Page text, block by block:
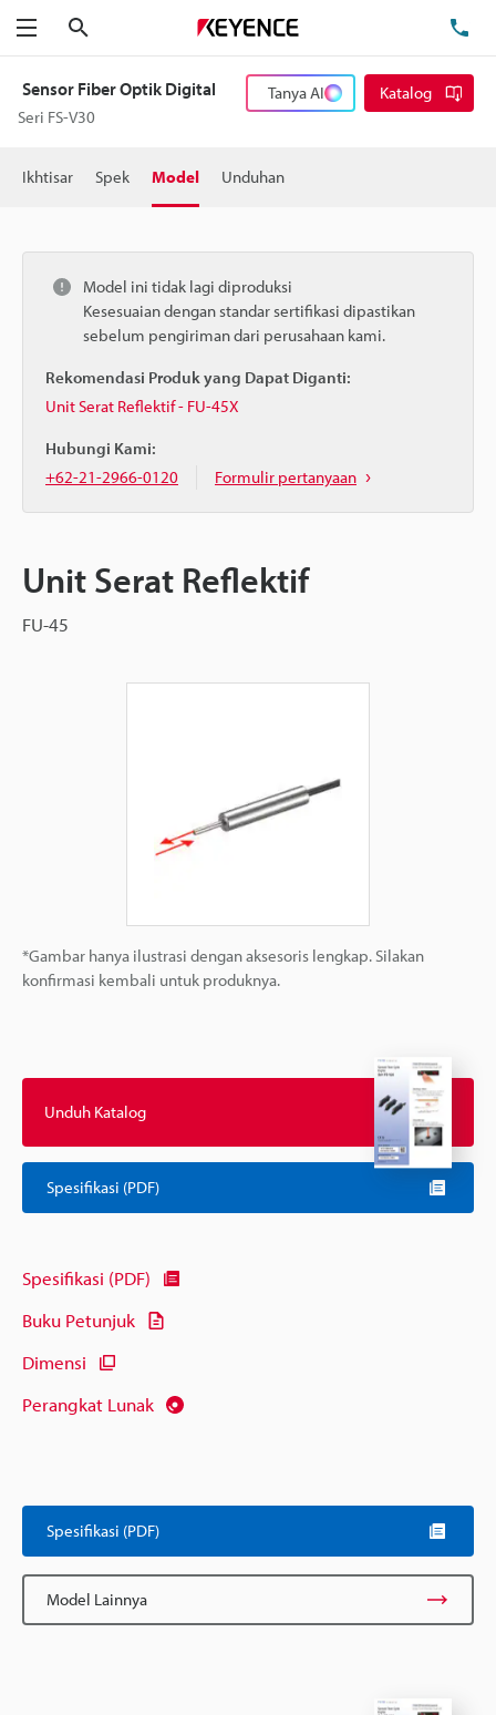
Menu
Sensor Fiber Optik Digital
Seri FS-V30
Tanya AI Katalog
Ikhtisar Spek Model Unduhan
Model ini tidak lagi diproduksi
Kesesuaian dengan standar sertifikasi dipastikan
sebelum pengiriman dari perusahaan kami.
Rekomendasi Produk yang Dapat Diganti:
Unit Serat Reflektif - FU-45X
Hubungi Kami:
+62-21-2966-0120
Formulir pertanyaan
Unit Serat Reflektif
FU-45
*Gambar hanya ilustrasi dengan aksesoris lengkap. Silakan
konfirmasi kembali untuk produknya.
Unduh Katalog
Spesifikasi (PDF)
Spesifikasi (PDF)
Buku Petunjuk
Dimensi
Perangkat Lunak
Spesifikasi (PDF)
Model Lainnya